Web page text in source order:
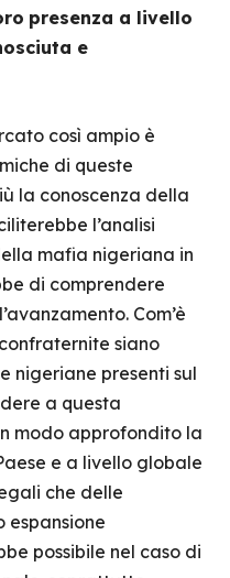
presenza a livello
e
così ampio è
di queste
la conoscenza della
l’analisi
mafia nigeriana in
di comprendere
Com’è
confraternite siano
nigeriane presenti sul
a questa
modo approfondito la
e a livello globale
che delle
espansione
possibile nel caso di